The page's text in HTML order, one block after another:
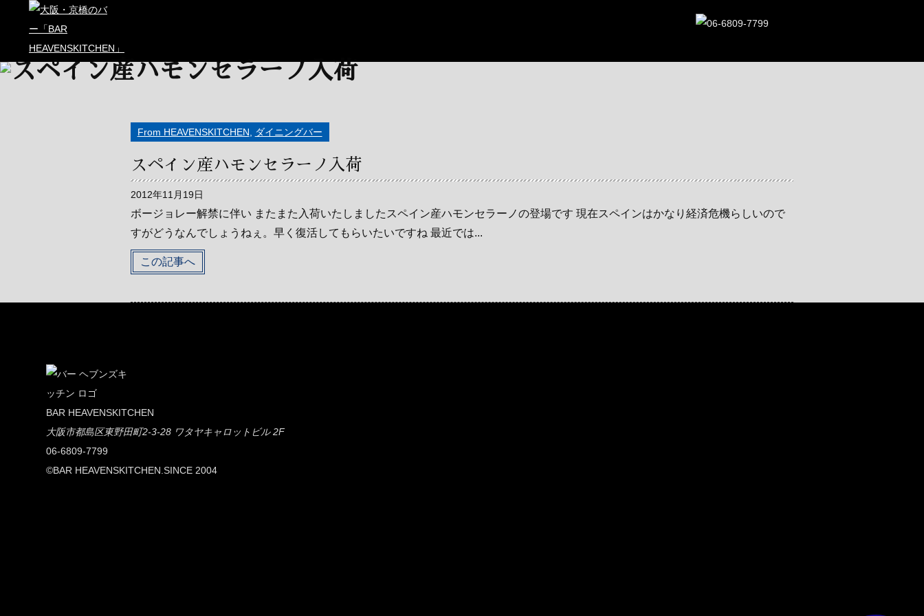
From HEAVENSKITCHEN ダイニングバー
スペイン産ハモンセラーノ入荷
2012年11月19日
ボージョレー解禁に伴い またまた入荷いたしましたスペイン産ハモンセラーノの登場です 現在スペインはかなり経済危機らしいので
すがどうなんでしょうねぇ。早く復活してもらいたいですね 最近では...
この記事へ
BAR HEAVENSKITCHEN
大阪市都島区東野田町2-3-28 ワタヤキャロットビル 2F
06-6809-7799
©BAR HEAVENSKITCHEN.SINCE 2004